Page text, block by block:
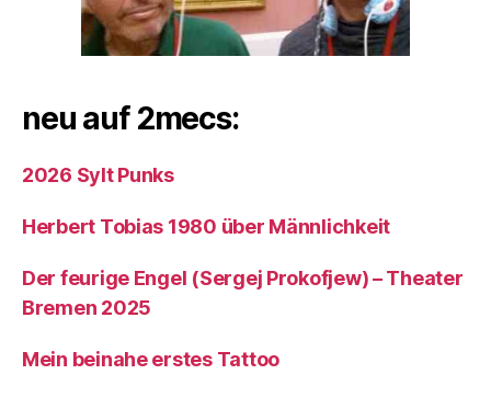
neu auf 2mecs:
2026 Sylt Punks
Herbert Tobias 1980 über Männlichkeit
Der feurige Engel (Sergej Prokofjew) – Theater
Bremen 2025
Mein beinahe erstes Tattoo